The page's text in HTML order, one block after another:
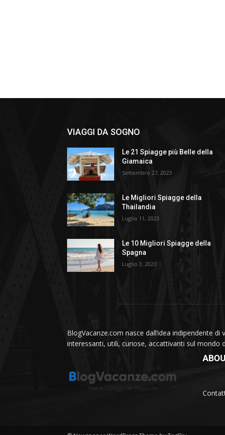
VIAGGI DA SOGNO
Le 21 Spiagge più Belle della
Giamaica
Settembre 27, 2023
Le Migliori Spiagge della
Thailandia
Luglio 11, 2023
Le 10 Migliori Spiagge della
Spagna
Luglio 3, 2023
BlogVacanze.com nasce dall’idea indipendente
interessanti, utili, curiose, accattivanti sul mondo